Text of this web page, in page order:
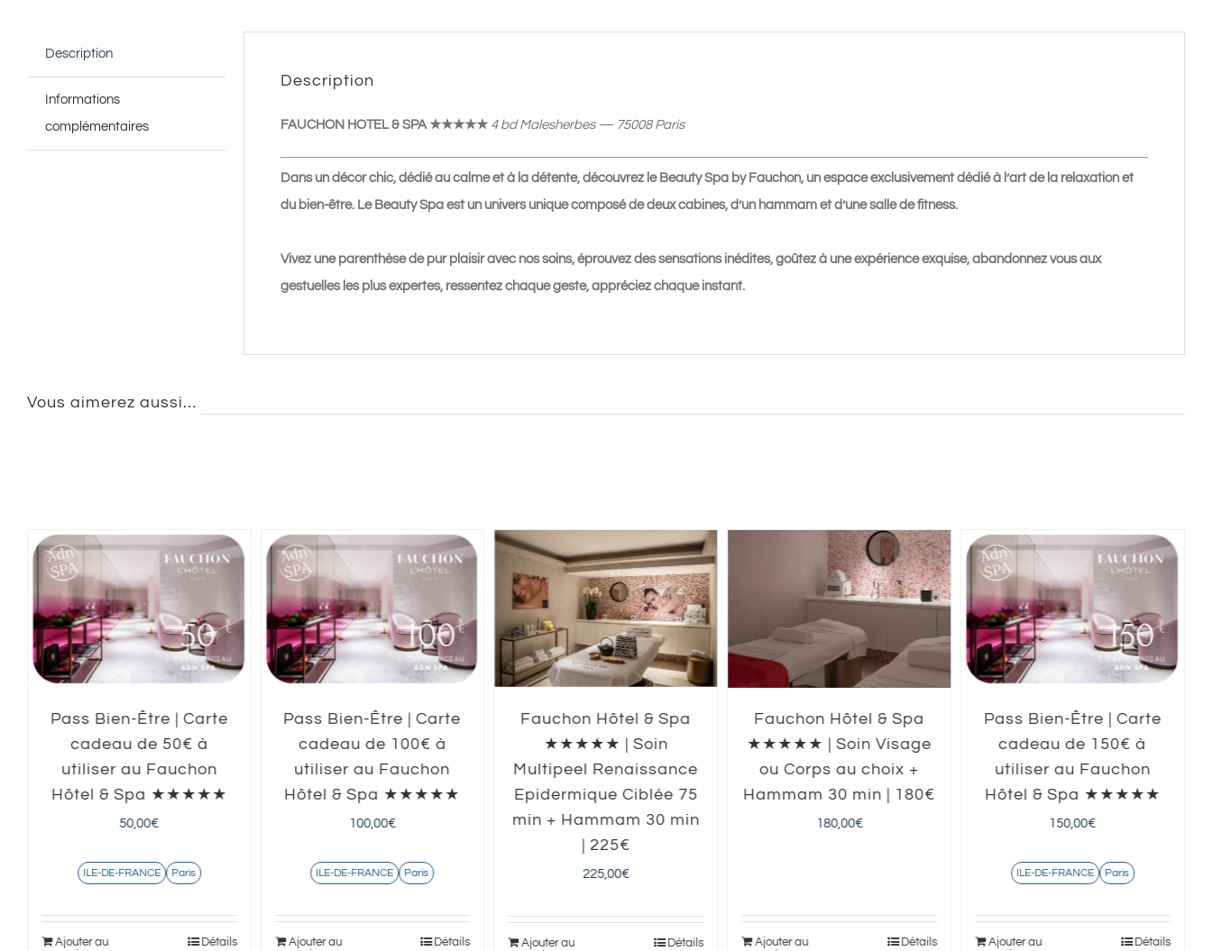
Spa
Description
Informations
complémentaires
Description
FAUCHON HOTEL & SPA ★★★★★ 4 bd Malesherbes — 75008 Paris
Dans un décor chic, dédié au calme et à la détente, découvrez le Beauty Spa by Fauchon, un espace exclusivement dédié à l’art de la relaxation et
du bien-être. Le Beauty Spa est un univers unique composé de deux cabines, d’un hammam et d’une salle de fitness.
Vivez une parenthèse de pur plaisir avec nos soins, éprouvez des sensations inédites, goûtez à une expérience exquise, abandonnez vous aux
gestuelles les plus expertes, ressentez chaque geste, appréciez chaque instant.
Vous aimerez aussi…
Pass Bien-Être | Carte
cadeau de 50€ à
utiliser au Fauchon
Hôtel & Spa ★★★★★
50,00€
ILE-DE-FRANCE Paris
Ajouter au
Détails
Pass Bien-Être | Carte
cadeau de 100€ à
utiliser au Fauchon
Hôtel & Spa ★★★★★
100,00€
ILE-DE-FRANCE Paris
Ajouter au
Détails
Fauchon Hôtel & Spa
★★★★★ | Soin
Multipeel Renaissance
Epidermique Ciblée 75
min + Hammam 30 min
| 225€
225,00€
Ajouter au
Détails
Fauchon Hôtel & Spa
★★★★★ | Soin Visage
ou Corps au choix +
Hammam 30 min | 180€
180,00€
Ajouter au
Détails
Pass Bien-Être | Carte
cadeau de 150€ à
utiliser au Fauchon
Hôtel & Spa ★★★★★
150,00€
ILE-DE-FRANCE Paris
Ajouter au
Détails